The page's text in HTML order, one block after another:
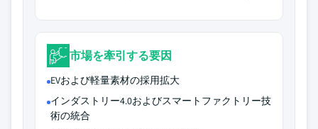
市場を牽引する要因
EVおよび軽量素材の採用拡大
インダストリー4.0およびスマートファクトリー技
術の統合